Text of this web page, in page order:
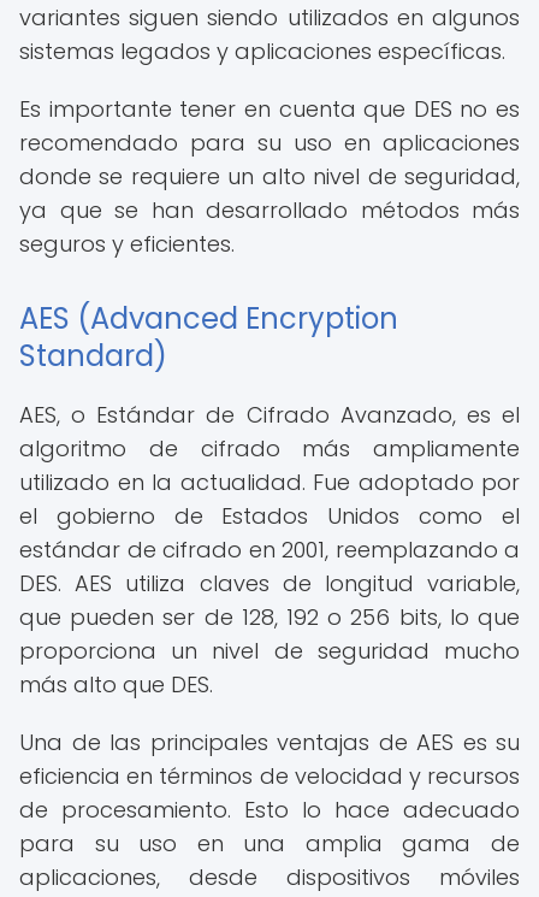
variantes siguen siendo utilizados en algunos
sistemas legados y aplicaciones específicas.
Es importante tener en cuenta que DES no es
recomendado para su uso en aplicaciones
donde se requiere un alto nivel de seguridad,
ya que se han desarrollado métodos más
seguros y eficientes.
AES (Advanced Encryption
Standard)
AES, o Estándar de Cifrado Avanzado, es el
algoritmo de cifrado más ampliamente
utilizado en la actualidad. Fue adoptado por
el gobierno de Estados Unidos como el
estándar de cifrado en 2001, reemplazando a
DES. AES utiliza claves de longitud variable,
que pueden ser de 128, 192 o 256 bits, lo que
proporciona un nivel de seguridad mucho
más alto que DES.
Una de las principales ventajas de AES es su
eficiencia en términos de velocidad y recursos
de procesamiento. Esto lo hace adecuado
para su uso en una amplia gama de
aplicaciones, desde dispositivos móviles